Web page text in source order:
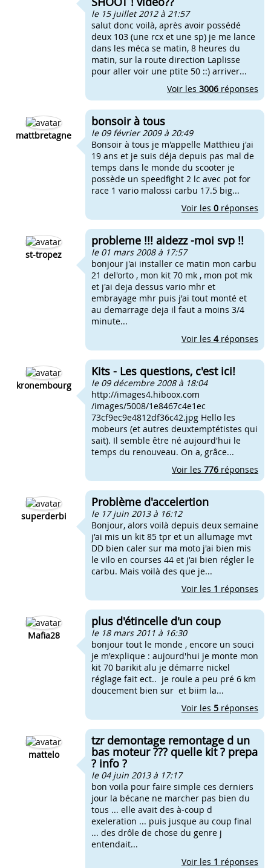
le 15 juillet 2012 à 21:57
salut donc voilà, après avoir possédé
deux 103 (une rcx et une sp) je me lance
dans les méca se matin, 8 heures du
matin, sur la route direction Laplisse
pour aller voir une ptite 50 ::) arriver...
Voir les 3006 réponses
mattbretagne
bonsoir à tous
le 09 février 2009 à 20:49
Bonsoir à tous je m'appelle Matthieu j'ai
19 ans et je suis déja depuis pas mal de
temps dans le monde du scooter je
possède un speedfight 2 lc avec pot for
race 1 vario malossi carbu 17.5 big...
Voir les 0 réponses
st-tropez
probleme !!! aidezz -moi svp !!
le 01 mars 2008 à 17:57
bonjour j'ai installer ce matin mon carbu
21 del'orto , mon kit 70 mk , mon pot mk
et j'ai deja dessus vario mhr et
embrayage mhr puis j'ai tout monté et
au demarrage deja il faut a moins 3/4
minute...
Voir les 4réponses
kronembourg
Kits - Les questions, c'est ici!
le 09 décembre 2008 à 18:04
http://images4.hiboox.com
/images/5008/1e8467c4e1ec
73cf9ec9e4812df36c42.jpg Hello les
mobeurs (et autres deuxtemptétistes qui
sait). Il semble être né aujourd'hui le
temps du renouveau. On a, grâce...
Voir les 776 réponses
superderbi
Problème d'accelertion
le 17 juin 2013 à 16:12
Bonjour, alors voilà depuis deux semaine
j'ai mis un kit 85 tpr et un allumage mvt
DD bien caler sur ma moto j'ai bien mis
le vilo en courses 44 et j'ai bien régler le
carbu. Mais voilà des que je...
Voir les 1 réponses
Mafia28
plus d'étincelle d'un coup
le 18 mars 2011 à 16:30
bonjour tout le monde , encore un souci
je m'explique : aujourd'hui je monte mon
kit 70 barikit alu je démarre nickel
réglage fait ect.. je roule a peu pré 6 km
doucement bien sur et biim la...
Voir les 5 réponses
mattelo
tzr demontage remontage d un
bas moteur ??? quelle kit ? prepa
? info ?
le 04 juin 2013 à 17:17
bon voila pour faire simple ces derniers
jour la bécane ne marcher pas bien du
tous ... elle avait des à-coup d
exeleration ... puis jusque au coup final
... des drôle de chose du genre j
entendait...
Voir les 1 réponses